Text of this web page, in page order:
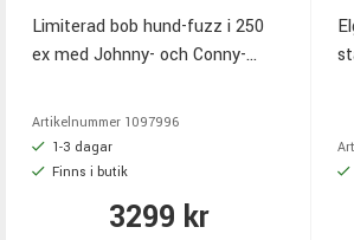
Limiterad bob hund-fuzz i 250
ex med Johnny- och Conny-
dying sound, djup-switch, true
bypass och EU-bygge
Artikelnummer 1097996
1-3 dagar
Finns i butik
3299 kr